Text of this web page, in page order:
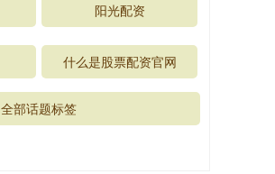
阳光配资
什么是股票配资官网
全部话题标签